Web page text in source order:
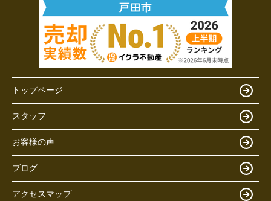
トップページ
スタッフ
お客様の声
ブログ
アクセスマップ